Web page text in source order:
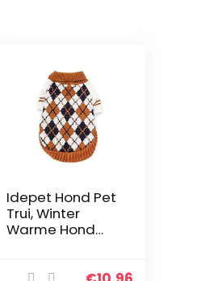
Idepet Hond Pet
Trui, Winter
Warme Hond